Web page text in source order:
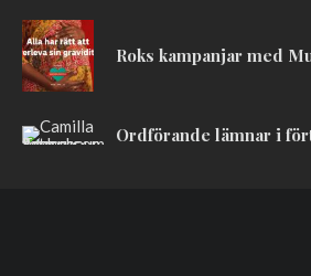
Roks kampanjar med
Ordförande lämnar i